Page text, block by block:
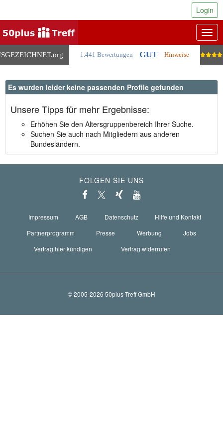
.org 1.441 Bewertungen GUT Hinweise
Login
Es wurden leider keine passenden Profile gefunden
Unsere Tipps für mehr Ergebnisse:
Erhöhen Sie den Altersgruppenbereich Ihrer Suche.
Suchen Sie auch nach Mitgliedern aus anderen
Bundesländern.
FOLGEN SIE UNS
Impressum AGB Datenschutz
Hilfe und Kontakt
Partnerprogramm
Presse Werbung
Jobs
Vertrag hier kündigen
Vertrag widerrufen
© 2005-2026 50plus-Treff GmbH